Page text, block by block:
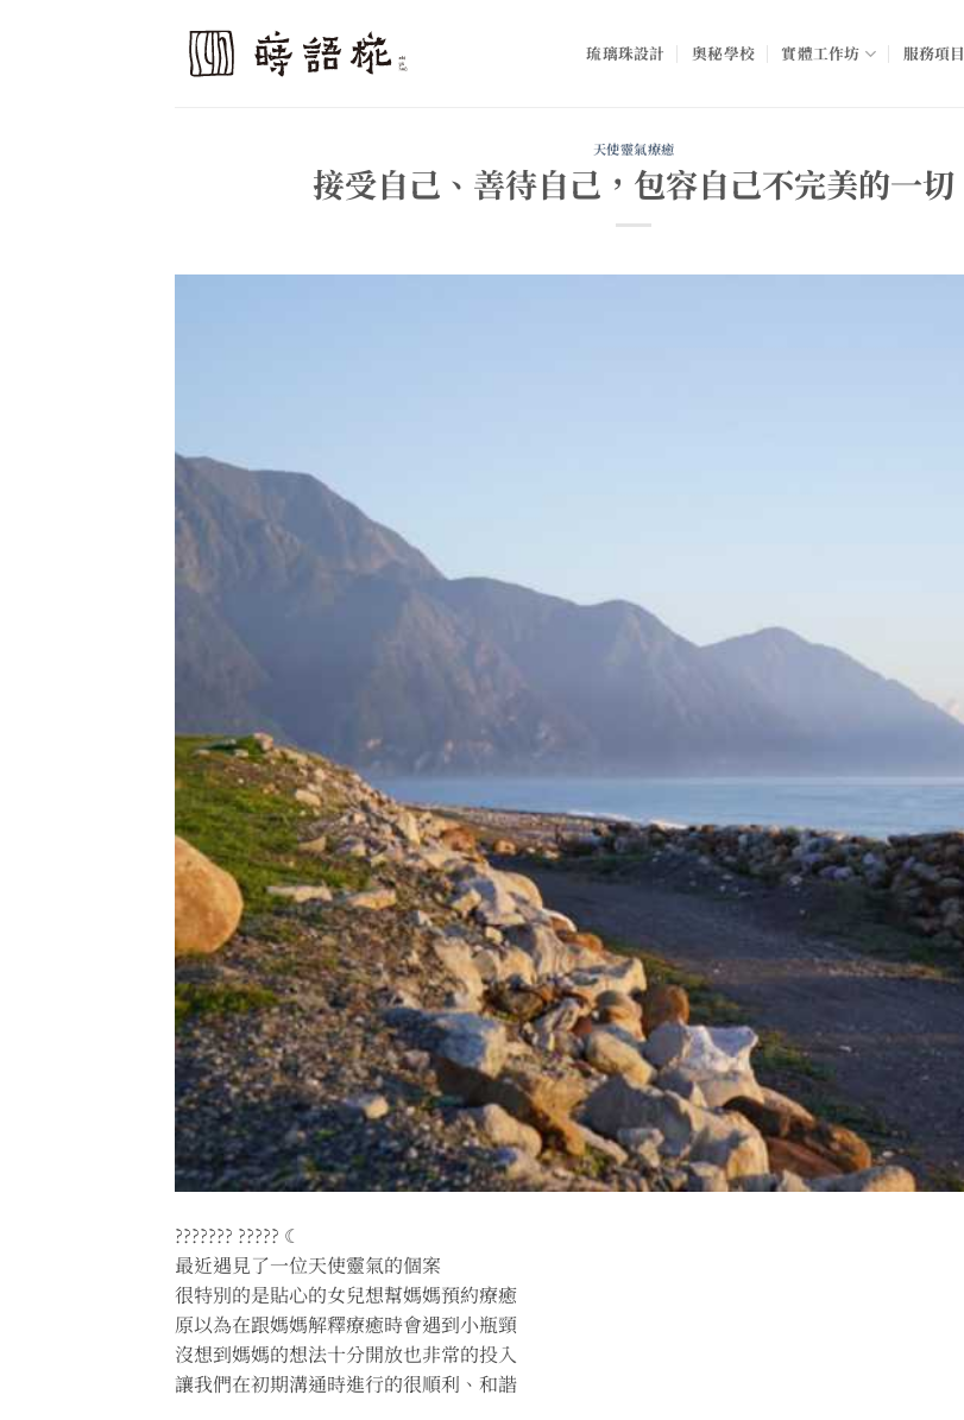
琉璃珠設計 奧秘學校 實體工作坊 服務項目
天使靈氣療癒
接受自己、善待自己，包容自己不完美的一切
??????? ????? ☾
最近遇見了一位天使靈氣的個案
很特別的是貼心的女兒想幫媽媽預約療癒
原以為在跟媽媽解釋療癒時會遇到小瓶頸
沒想到媽媽的想法十分開放也非常的投入
讓我們在初期溝通時進行的很順利、和諧